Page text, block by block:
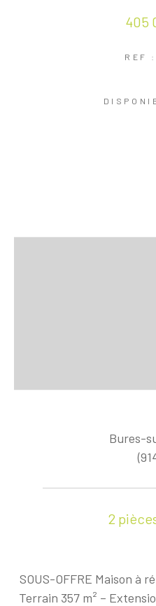
405
REF
Bures-
2
SOUS-OFFRE Maison à
Terrain 357 m² –